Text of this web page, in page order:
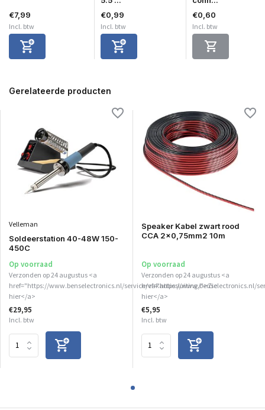
€7,99
Incl. btw
€0,99
Incl. btw
€0,60
Incl. btw
Gerelateerde producten
Velleman
Soldeerstation 40-48W 150-
450C
Op voorraad
Verzonden op 24 augustus <a
href="https://www.benselectronics.nl/service/vakantiesluiting/">Zie
hier</a>
€29,95
Incl. btw
Speaker Kabel zwart rood
CCA 2x0,75mm2 10m
Op voorraad
Verzonden op 24 augustus <a
href="https://www.benselectronics.nl/
hier</a>
€5,95
Incl. btw